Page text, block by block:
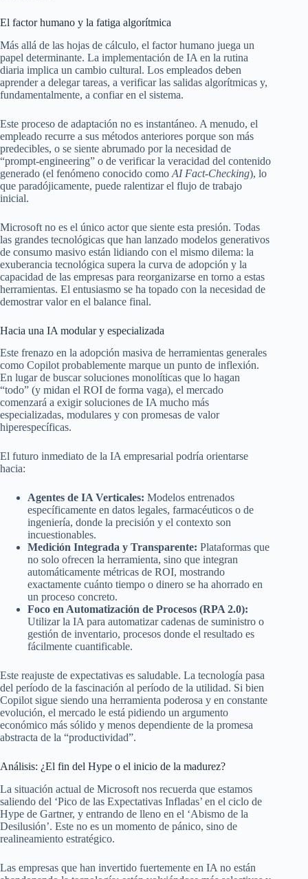
El factor humano y la fatiga algorítmica
Más allá de las hojas de cálculo, el factor humano juega un
papel determinante. La implementación de IA en la rutina
diaria implica un cambio cultural. Los empleados deben
aprender a delegar tareas, a verificar las salidas algorítmicas y,
fundamentalmente, a confiar en el sistema.
Este proceso de adaptación no es instantáneo. A menudo, el
empleado recurre a sus métodos anteriores porque son más
predecibles, o se siente abrumado por la necesidad de
“prompt-engineering” o de verificar la veracidad del contenido
generado (el fenómeno conocido como AI Fact-Checking), lo
que paradójicamente, puede ralentizar el flujo de trabajo
inicial.
Microsoft no es el único actor que siente esta presión. Todas
las grandes tecnológicas que han lanzado modelos generativos
de consumo masivo están lidiando con el mismo dilema: la
exuberancia tecnológica supera la curva de adopción y la
capacidad de las empresas para reorganizarse en torno a estas
herramientas. El entusiasmo se ha topado con la necesidad de
demostrar valor en el balance final.
Hacia una IA modular y especializada
Este frenazo en la adopción masiva de herramientas generales
como Copilot probablemente marque un punto de inflexión.
En lugar de buscar soluciones monolíticas que lo hagan
“todo” (y midan el ROI de forma vaga), el mercado
comenzará a exigir soluciones de IA mucho más
especializadas, modulares y con promesas de valor
hiperespecíficas.
El futuro inmediato de la IA empresarial podría orientarse
hacia:
Agentes de IA Verticales: Modelos entrenados
específicamente en datos legales, farmacéuticos o de
ingeniería, donde la precisión y el contexto son
incuestionables.
Medición Integrada y Transparente: Plataformas que
no solo ofrecen la herramienta, sino que integran
automáticamente métricas de ROI, mostrando
exactamente cuánto tiempo o dinero se ha ahorrado en
un proceso concreto.
Foco en Automatización de Procesos (RPA 2.0):
Utilizar la IA para automatizar cadenas de suministro o
gestión de inventario, procesos donde el resultado es
fácilmente cuantificable.
Este reajuste de expectativas es saludable. La tecnología pasa
del período de la fascinación al período de la utilidad. Si bien
Copilot sigue siendo una herramienta poderosa y en constante
evolución, el mercado le está pidiendo un argumento
económico más sólido y menos dependiente de la promesa
abstracta de la “productividad”.
Análisis: ¿El fin del Hype o el inicio de la madurez?
La situación actual de Microsoft nos recuerda que estamos
saliendo del ‘Pico de las Expectativas Infladas’ en el ciclo de
Hype de Gartner, y entrando de lleno en el ‘Abismo de la
Desilusión’. Este no es un momento de pánico, sino de
realineamiento estratégico.
Las empresas que han invertido fuertemente en IA no están